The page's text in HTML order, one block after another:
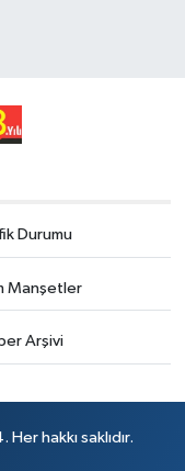
Durumu
Manşetler
Arşivi
hakkı saklıdır.